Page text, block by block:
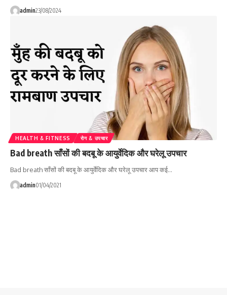
admin23/08/2024
HEALTH & FITNESS रोग & उपचार
Bad breath साँसों की बदबू के आयुर्वेदिक और घरेलू उपचार
Bad breath साँसों की बदबू के आयुर्वेदिक और घरेलू उपचार आप कई…
admin01/04/2021